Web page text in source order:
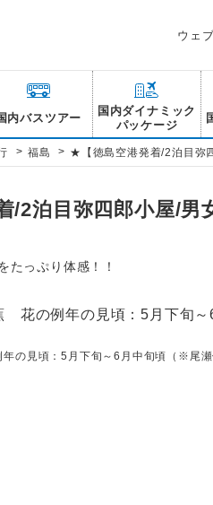
ウェ
内バスツアー
国内ダイナミック
パッケージ
> 福島 > ★【徳島空港発着/2泊目弥
/2泊目弥四郎小屋/男
たっぷり体感！！
の見頃：5月下旬～6月中旬頃（※尾瀬